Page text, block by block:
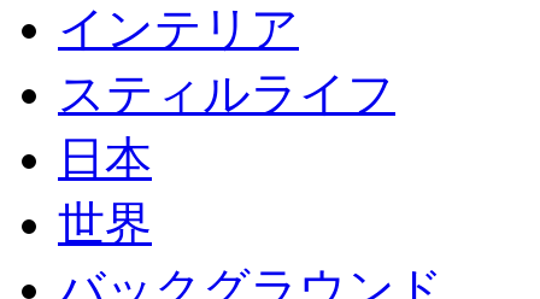
インテリア
スティルライフ
日本
世界
バックグラウンド